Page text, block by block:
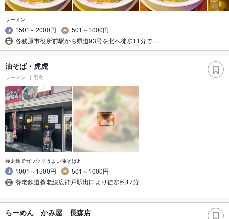
ラーメン
1501～2000円
501～1000円
各務原市役所前駅から県道93号を北へ徒歩11分で…
油そば・虎虎
ラーメン 羽島
極太麺でガッツリうまい油そば♪
1001～1500円
501～1000円
養老鉄道養老線広神戸駅出口より徒歩約17分
らーめん かみ屋 長森店